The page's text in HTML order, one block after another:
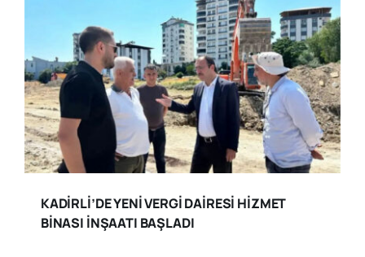
KADİRLİ’DE YENİ VERGİ DAİRESİ HİZMET
BİNASI İNŞAATI BAŞLADI